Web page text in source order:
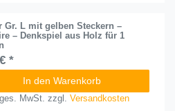
Gr. L mit gelben Steckern –
– Denkspiel aus Holz für 1
*
In den Warenkorb
MwSt. zzgl.Versandkosten